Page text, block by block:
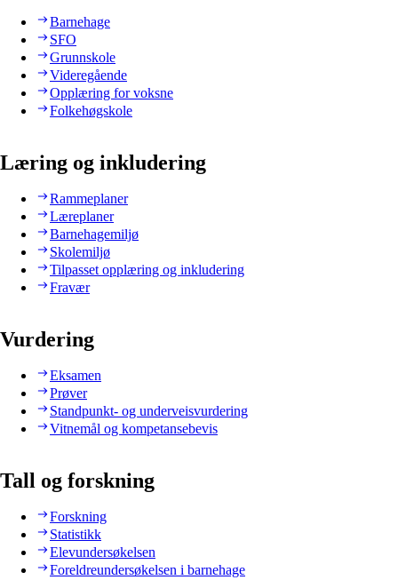
Barnehage
SFO
Grunnskole
Videregående
Opplæring for voksne
Folkehøgskole
Læring og inkludering
Rammeplaner
Læreplaner
Barnehagemiljø
Skolemiljø
Tilpasset opplæring og inkludering
Fravær
Vurdering
Eksamen
Prøver
Standpunkt- og underveisvurdering
Vitnemål og kompetansebevis
Tall og forskning
Forskning
Statistikk
Elevundersøkelsen
Foreldreundersøkelsen i barnehage